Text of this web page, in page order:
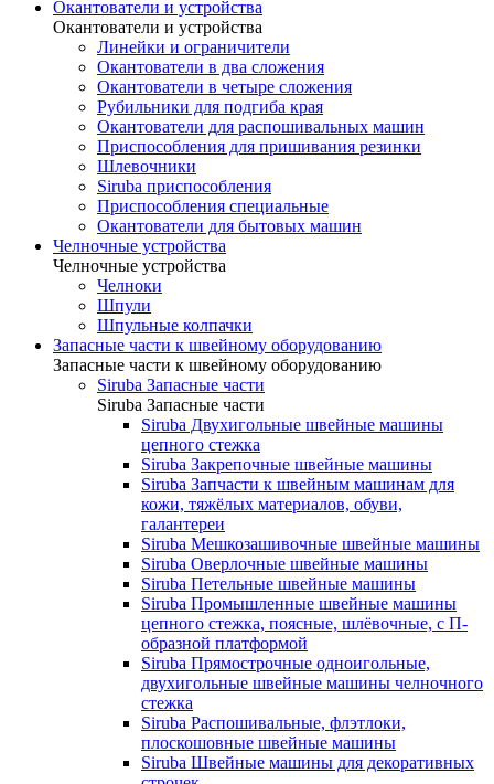
Окантователи и устройства
Окантователи и устройства
Линейки и ограничители
Окантователи в два сложения
Окантователи в четыре сложения
Рубильники для подгиба края
Окантователи для распошивальных машин
Приспособления для пришивания резинки
Шлевочники
Siruba приспособления
Приспособления специальные
Окантователи для бытовых машин
Челночные устройства
Челночные устройства
Челноки
Шпули
Шпульные колпачки
Запасные части к швейному оборудованию
Запасные части к швейному оборудованию
Siruba Запасные части
Siruba Запасные части
Siruba Двухигольные швейные машины
цепного стежка
Siruba Закрепочные швейные машины
Siruba Запчасти к швейным машинам для
кожи, тяжёлых материалов, обуви,
галантереи
Siruba Мешкозашивочные швейные машины
Siruba Оверлочные швейные машины
Siruba Петельные швейные машины
Siruba Промышленные швейные машины
цепного стежка, поясные, шлёвочные, с П-
образной платформой
Siruba Прямострочные одноигольные,
двухигольные швейные машины челночного
стежка
Siruba Распошивальные, флэтлоки,
плоскошовные швейные машины
Siruba Швейные машины для декоративных